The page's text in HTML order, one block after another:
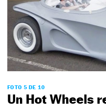
FOTO 5 DE 10
Un Hot Wheels